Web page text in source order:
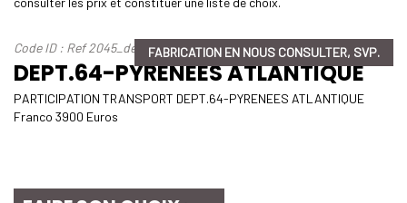
Code ID : Ref 2045_dept-64-pyrenees-atlantique
DEPT.64-PYRENEES ATLANTIQUE
FABRICATION EN NOUS CONSULTER, SVP.
PARTICIPATION TRANSPORT DEPT.64-PYRENEES ATLANTIQUE
Franco 3900 Euros